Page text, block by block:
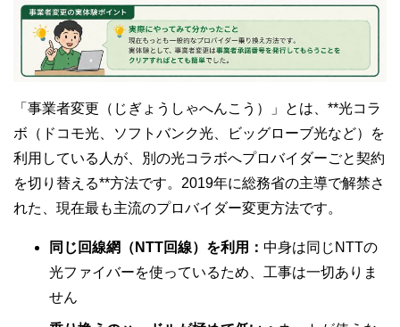
「事業者変更（じぎょうしゃへんこう）」とは、**光コラ
ボ（ドコモ光、ソフトバンク光、ビッグローブ光など）を
利用している人が、別の光コラボへプロバイダーごと契約
を切り替える**方法です。2019年に総務省の主導で解禁さ
れた、現在最も主流のプロバイダー変更方法です。
同じ回線網（NTT回線）を利用： 中身は同じNTTの
光ファイバーを使っているため、工事は一切ありま
せん